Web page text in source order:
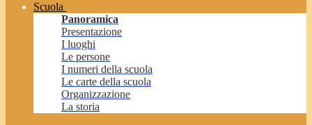
Scuola
Panoramica
Presentazione
I luoghi
Le persone
I numeri della scuola
Le carte della scuola
Organizzazione
La storia